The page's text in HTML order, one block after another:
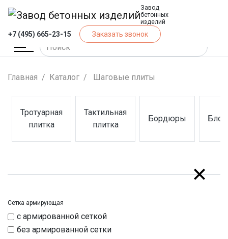
Завод
бетонных
изделий
+7 (495) 665-23-15 Заказать звонок
Главная Каталог Шаговые плиты
Тротуарная
плитка
(Тротуарная плитка)
Тактильная
плитка
(Тактильная плитка)
Бордюры
(Бордюры)
Сетка армирующая
с армированной сеткой
без армированной сетки